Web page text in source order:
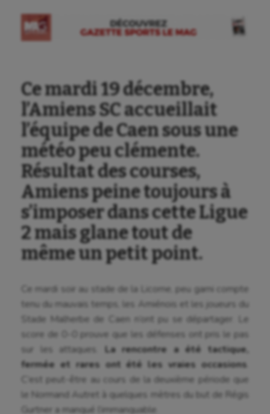
Ce mardi 19 décembre,
l’Amiens SC accueillait
l’équipe de Caen sous une
météo peu clémente.
Résultat des courses,
Amiens peine toujours à
s’imposer dans cette Ligue
2 mais glane tout de
même un petit point.
Ce mardi soir au stade de la Licorne, peu garni compte
tenu du mauvais temps, les Amiénois et les joueurs du
Stade Malherbe de Caen n’ont pu se départager. Le
score de 0-0 prouve que les défenses ont pris le pas
sur les attaques. La rencontre a été tactique,
fermée et rares ont été les vraies occasions
C’est peut-être au cours de la deuxième période que
le Normand Autret à quelques mètres du but de Régis
Gurtner a manqué l’immanquable.